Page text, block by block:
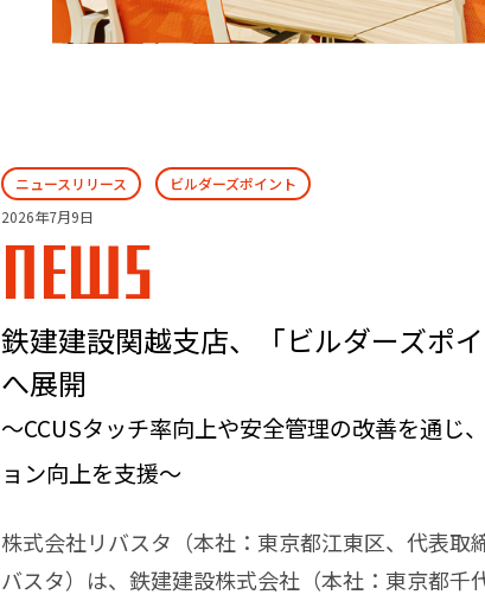
ニュースリリース
ビルダーズポイント
2026年7月9日
NEWS
鉄建建設関越支店、「ビルダーズポ
へ展開
～CCUSタッチ率向上や安全管理の改善を通じ
ョン向上を支援～
株式会社リバスタ（本社：東京都江東区、代表取
バスタ）は、鉄建建設株式会社（本社：東京都千